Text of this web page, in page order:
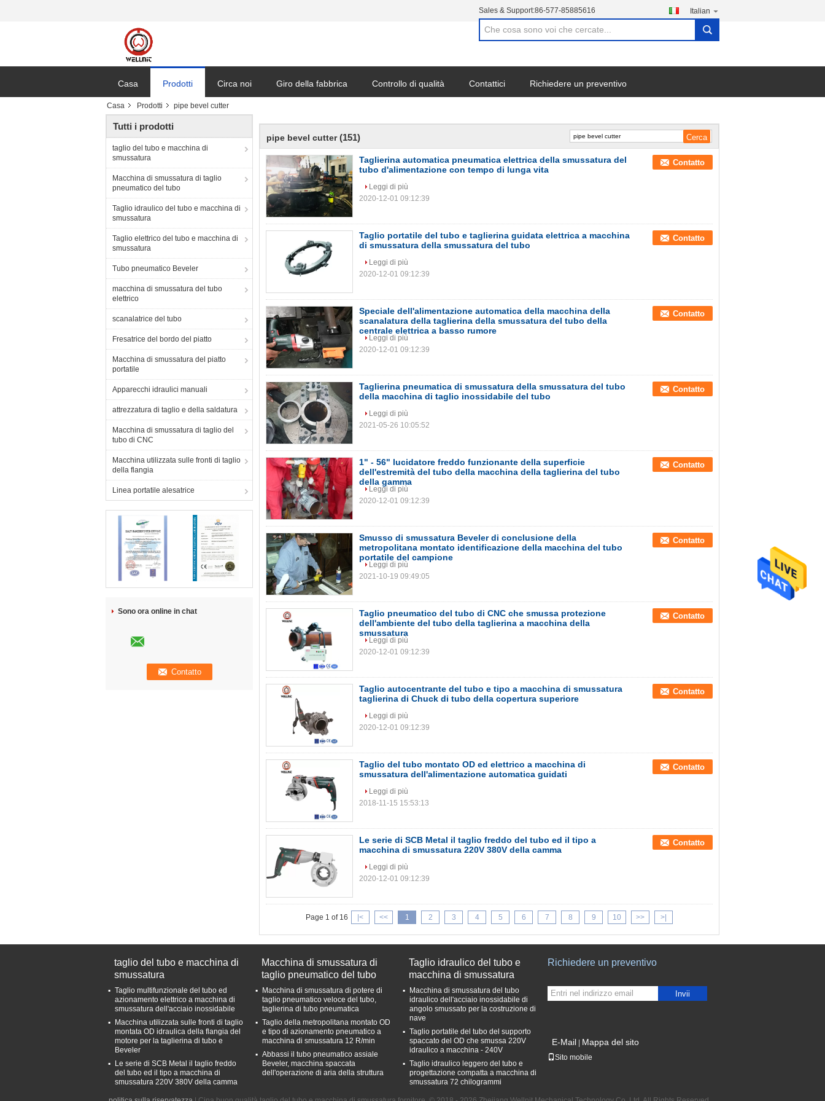
Sales & Support:86-577-85885616 Italian
search
Casa Prodotti Circa noi Giro della fabbrica Controllo di qualità Contattici Richiedere un preventivo
Casa Prodotti pipe bevel cutter
Tutti i prodotti
taglio del tubo e macchina di
smussatura
Macchina di smussatura di taglio
pneumatico del tubo
Taglio idraulico del tubo e macchina di
smussatura
Taglio elettrico del tubo e macchina di
smussatura
Tubo pneumatico Beveler
macchina di smussatura del tubo
elettrico
scanalatrice del tubo
Fresatrice del bordo del piatto
Macchina di smussatura del piatto
portatile
Apparecchi idraulici manuali
attrezzatura di taglio e della saldatura
Macchina di smussatura di taglio del
tubo di CNC
Macchina utilizzata sulle fronti di taglio
della flangia
Linea portatile alesatrice
Sono ora online in chat
pipe bevel cutter (151)
Taglierina automatica pneumatica elettrica della smussatura del
tubo d'alimentazione con tempo di lunga vita
Contatto
Leggi di più
2020-12-01 09:12:39
Taglio portatile del tubo e taglierina guidata elettrica a macchina
di smussatura della smussatura del tubo
Contatto
Leggi di più
2020-12-01 09:12:39
Speciale dell'alimentazione automatica della macchina della
scanalatura della taglierina della smussatura del tubo della
centrale elettrica a basso rumore
Contatto
Leggi di più
2020-12-01 09:12:39
Taglierina pneumatica di smussatura della smussatura del tubo
della macchina di taglio inossidabile del tubo
Contatto
Leggi di più
2021-05-26 10:05:52
1" - 56" lucidatore freddo funzionante della superficie
dell'estremità del tubo della macchina della taglierina del tubo
della gamma
Contatto
Leggi di più
2020-12-01 09:12:39
Smusso di smussatura Beveler di conclusione della
metropolitana montato identificazione della macchina del tubo
portatile del campione
Contatto
Leggi di più
2021-10-19 09:49:05
Taglio pneumatico del tubo di CNC che smussa protezione
dell'ambiente del tubo della taglierina a macchina della
smussatura
Contatto
Leggi di più
2020-12-01 09:12:39
Taglio autocentrante del tubo e tipo a macchina di smussatura
taglierina di Chuck di tubo della copertura superiore
Contatto
Leggi di più
2020-12-01 09:12:39
Taglio del tubo montato OD ed elettrico a macchina di
smussatura dell'alimentazione automatica guidati
Contatto
Leggi di più
2018-11-15 15:53:13
Le serie di SCB Metal il taglio freddo del tubo ed il tipo a
macchina di smussatura 220V 380V della camma
Contatto
Leggi di più
2020-12-01 09:12:39
Page 1 of 16 |< << 1 2 3 4 5 6 7 8 9 10 >> >|
taglio del tubo e macchina di
smussatura
Taglio multifunzionale del tubo ed
azionamento elettrico a macchina di
smussatura dell'acciaio inossidabile
Macchina utilizzata sulle fronti di taglio
montata OD idraulica della flangia del
motore per la taglierina di tubo e
Beveler
Le serie di SCB Metal il taglio freddo
del tubo ed il tipo a macchina di
smussatura 220V 380V della camma
Macchina di smussatura di
taglio pneumatico del tubo
Macchina di smussatura di potere di
taglio pneumatico veloce del tubo,
taglierina di tubo pneumatica
Taglio della metropolitana montato OD
e tipo di azionamento pneumatico a
macchina di smussatura 12 R/min
Abbassi il tubo pneumatico assiale
Beveler, macchina spaccata
dell'operazione di aria della struttura
Taglio idraulico del tubo e
macchina di smussatura
Macchina di smussatura del tubo
idraulico dell'acciaio inossidabile di
angolo smussato per la costruzione di
nave
Taglio portatile del tubo del supporto
spaccato del OD che smussa 220V
idraulico a macchina - 240V
Taglio idraulico leggero del tubo e
progettazione compatta a macchina di
smussatura 72 chilogrammi
Richiedere un preventivo
Invii
E-Mail Mappa del sito
Sito mobile